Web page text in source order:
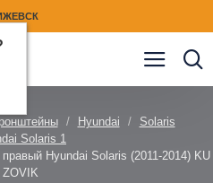
Hyundai
Solaris
Solaris 1
Hyundai Solaris (2011-2014) KU
ZOVIK